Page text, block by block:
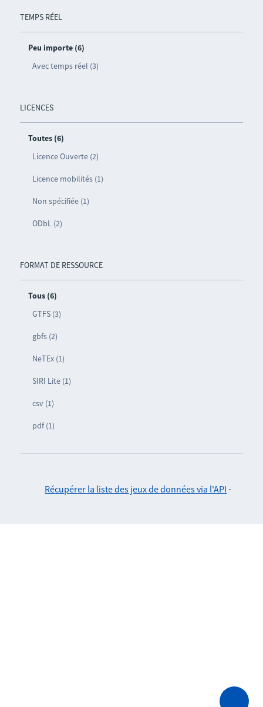
TEMPS RÉEL
Peu importe (6)
Avec temps réel (3)
LICENCES
Toutes (6)
Licence Ouverte (2)
Licence mobilités (1)
Non spécifiée (1)
ODbL (2)
FORMAT DE RESSOURCE
Tous (6)
GTFS (3)
gbfs (2)
NeTEx (1)
SIRI Lite (1)
csv (1)
pdf (1)
Récupérer la liste des jeux de données via l'API -